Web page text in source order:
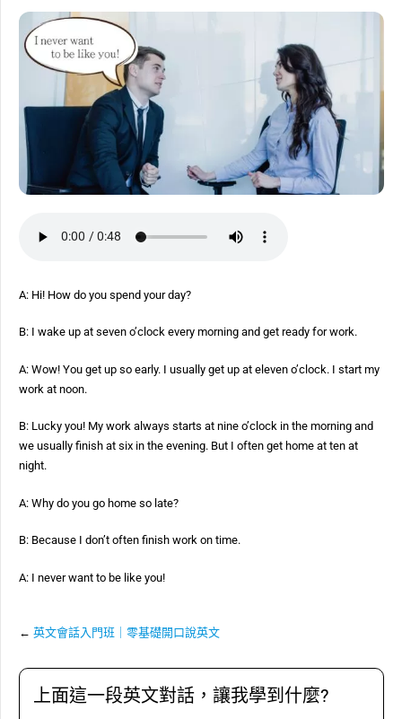
A: Hi! How do you spend your day?
B: I wake up at seven o’clock every morning and get ready for work.
A: Wow! You get up so early. I usually get up at eleven o’clock. I start my
work at noon.
B: Lucky you! My work always starts at nine o’clock in the morning and
we usually finish at six in the evening. But I often get home at ten at
night.
A: Why do you go home so late?
B: Because I don’t often finish work on time.
A: I never want to be like you!
← 英文會話入門班｜零基礎開口說英文
上面這一段英文對話，讓我學到什麼?